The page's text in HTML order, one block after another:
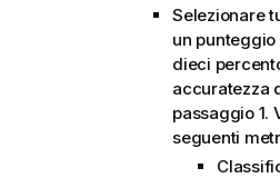
Selezionare
un
dieci
accuratezza
passaggio 1.
seguenti